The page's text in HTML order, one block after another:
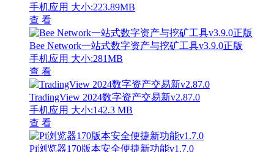
手机应用 大小:223.89MB
查 看
Bee Network一站式数字资产与挖矿工具v3.9.0正版
手机应用 大小:281MB
查 看
TradingView 2024数字资产交易新v2.87.0
手机应用 大小:142.3 MB
查 看
Pi浏览器170版本安全便捷新功能v1.7.0